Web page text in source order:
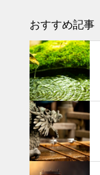
おすすめ記事